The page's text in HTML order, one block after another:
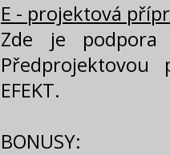
E - projektová
Zde je podpora
EFEKT.
BONUSY: